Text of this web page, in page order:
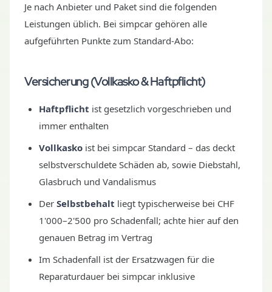
Je nach Anbieter und Paket sind die folgenden
Leistungen üblich. Bei simpcar gehören alle
aufgeführten Punkte zum Standard-Abo:
Versicherung (Vollkasko & Haftpflicht)
Haftpflicht ist gesetzlich vorgeschrieben und
immer enthalten
Vollkasko ist bei simpcar Standard – das deckt
selbstverschuldete Schäden ab, sowie Diebstahl,
Glasbruch und Vandalismus
Der Selbstbehalt liegt typischerweise bei CHF
1'000–2'500 pro Schadenfall; achte hier auf den
genauen Betrag im Vertrag
Im Schadenfall ist der Ersatzwagen für die
Reparaturdauer bei simpcar inklusive